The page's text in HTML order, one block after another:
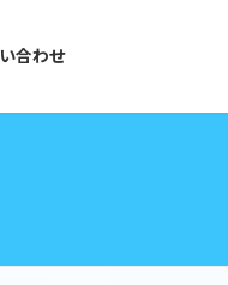
合わせ